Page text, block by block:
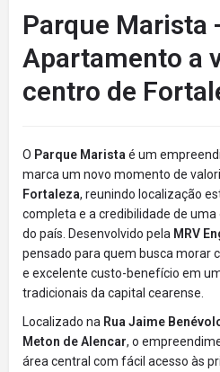
Parque Marista
Apartamento a
centro de
O Parque Marista é um
marca um novo momento de
Fortaleza, reunindo localização
completa e a credibilidade de
do país. Desenvolvido pela MRV
pensado para quem busca morar
e excelente custo-benefício em
tradicionais da capital cearense.
Localizado na Rua Jaime
Meton de Alencar, o
área central com fácil acesso às